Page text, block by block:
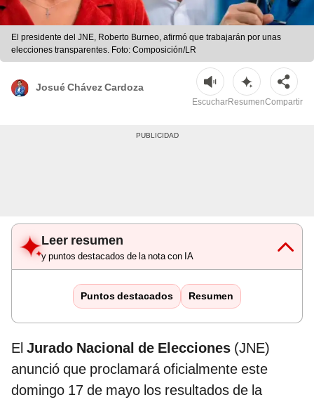
El presidente del JNE, Roberto Burneo, afirmó que trabajarán por unas
elecciones transparentes. Foto: Composición/LR
Josué Chávez Cardoza
EscucharResumenCompartir
Leer resumen
y puntos destacados de la nota con IA
Puntos destacados Resumen
El Jurado Nacional de Elecciones (JNE)
anunció que proclamará oficialmente este
domingo 17 de mayo los resultados de la